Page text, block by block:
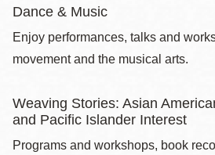
Dance & Music
Enjoy performances, talks and
movement and the musical arts.
Weaving Stories: Asian
and Pacific Islander Interest
Programs and workshops, book